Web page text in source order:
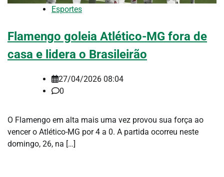
Esportes
Flamengo goleia Atlético-MG fora de
casa e lidera o Brasileirão
27/04/2026 08:04
0
O Flamengo em alta mais uma vez provou sua força ao
vencer o Atlético-MG por 4 a 0. A partida ocorreu neste
domingo, 26, na […]